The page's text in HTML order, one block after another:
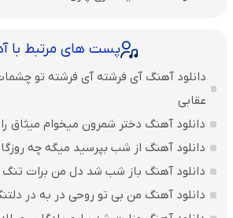
پست های مرتبط با
دانلود آهنگ آی فرشته آی فرشته تو
عقابی
دانلود آهنگ دختر شمرون میخوام میثاق
دانلود آهنگ از شب بپرسید میگه چه
دانلود آهنگ باز شب شد دل من برات
دانلود آهنگ من بی تو روحی در به در